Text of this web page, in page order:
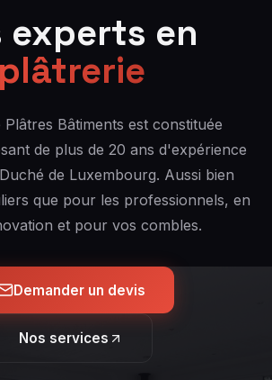
experts en
plâtrerie
Bâtiments est constituée
de plus de 20 ans d'expérience
de Luxembourg. Aussi bien
que pour les professionnels, en
et pour vos combles.
Demander un devis
Nos services